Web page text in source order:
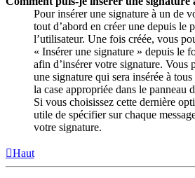
Pour insérer une signature à un de
tout d’abord en créer une depuis le
l’utilisateur. Une fois créée, vous
« Insérer une signature » depuis le
afin d’insérer votre signature. Vous
une signature qui sera insérée à
la case appropriée dans le panneau
Si vous choisissez cette dernière
utile de spécifier sur chaque
votre signature.
Haut